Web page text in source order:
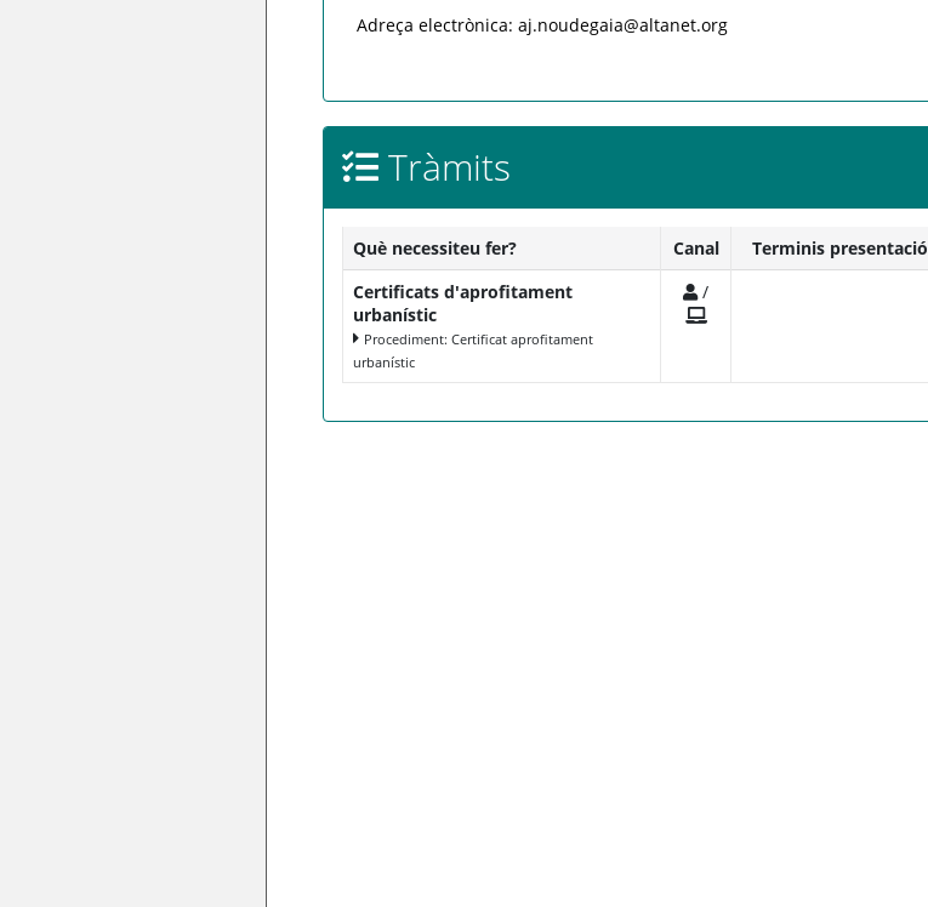
Adreça electrònica: aj.noudegaia@altanet.org
Tràmits
Què necessiteu fer? Canal Terminis presentació
Certificats d'aprofitament
urbanístic
Procediment: Certificat aprofitament
urbanístic
/